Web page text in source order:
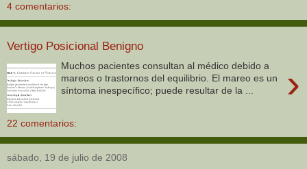
4 comentarios:
Vertigo Posicional Benigno
›
Muchos pacientes consultan al médico debido a
mareos o trastornos del equilibrio. El mareo es un
síntoma inespecífico; puede resultar de la ...
22 comentarios:
sábado, 19 de julio de 2008